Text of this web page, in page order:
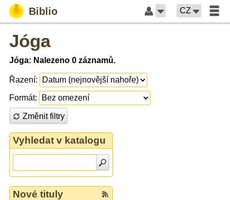
Biblio CZ
Jóga
Jóga: Nalezeno 0 záznamů.
Řazení:
Formát:
Změnit filtry
Vyhledat v katalogu
Nové tituly